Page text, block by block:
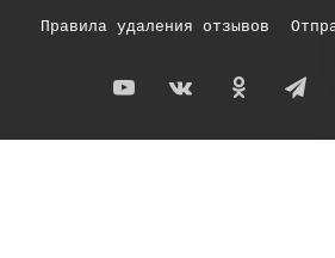
Правила удаления отзывов
YouTubevk.com